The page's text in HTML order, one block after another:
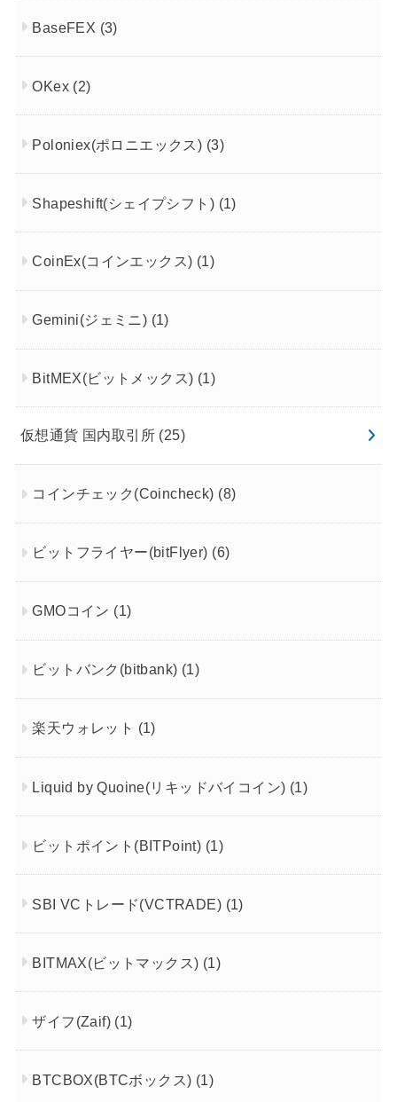
BaseFEX (3)
OKex (2)
Poloniex(ポロニエックス) (3)
Shapeshift(シェイプシフト) (1)
CoinEx(コインエックス) (1)
Gemini(ジェミニ) (1)
BitMEX(ビットメックス) (1)
仮想通貨 国内取引所 (25)
コインチェック(Coincheck) (8)
ビットフライヤー(bitFlyer) (6)
GMOコイン (1)
ビットバンク(bitbank) (1)
楽天ウォレット (1)
Liquid by Quoine(リキッドバイコイン) (1)
ビットポイント(BITPoint) (1)
SBI VCトレード(VCTRADE) (1)
BITMAX(ビットマックス) (1)
ザイフ(Zaif) (1)
BTCBOX(BTCボックス) (1)